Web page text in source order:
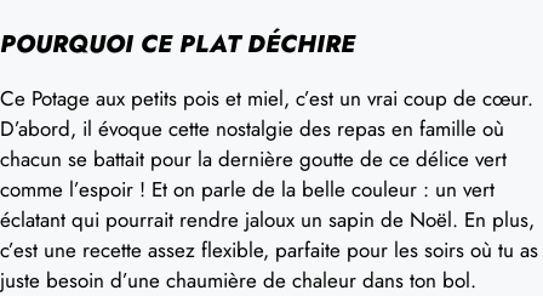
POURQUOI CE PLAT DÉCHIRE
Ce Potage aux petits pois et miel, c’est un vrai coup de cœur.
D’abord, il évoque cette nostalgie des repas en famille où
chacun se battait pour la dernière goutte de ce délice vert
comme l’espoir ! Et on parle de la belle couleur : un vert
éclatant qui pourrait rendre jaloux un sapin de Noël. En plus,
c’est une recette assez flexible, parfaite pour les soirs où tu as
juste besoin d’une chaumière de chaleur dans ton bol.